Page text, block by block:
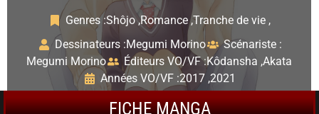
Genres :Shôjo ,Romance ,Tranche de vie ,
Dessinateurs :Megumi Morino
Scénariste :
Megumi Morino
Éditeurs VO/VF :Kôdansha ,Akata
Années VO/VF :2017 ,2021
FICHE MANGA